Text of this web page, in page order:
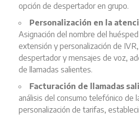
opción de despertador en grupo.
Personalización en la
Asignación del nombre del
extensión y personalización de
despertador y mensajes de voz,
de llamadas salientes.
Facturación de llamadas
análisis del consumo telefónico de
personalización de tarifas,